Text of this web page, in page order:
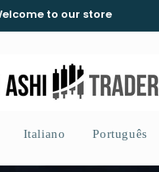
to our store
Italiano Português